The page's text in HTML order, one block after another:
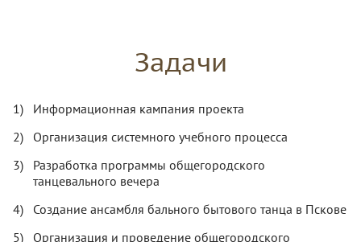
Задачи
Информационная кампания проекта
Организация системного учебного процесса
Разработка программы общегородского
танцевального вечера
Создание ансамбля бального бытового танца в Пскове
Организация и проведение общегородского